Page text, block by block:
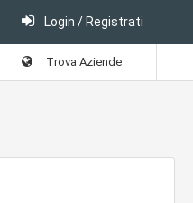
Login / Registrati
Trova Aziende